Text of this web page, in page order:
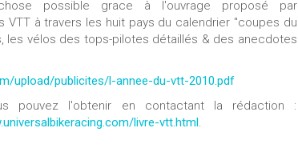
possible grace à l'ouvrage proposé par
VTT à travers les huit pays du calendrier "coupes du
les vélos des tops-pilotes détaillés & des anecdotes
upload/publicites/l-annee-du-vtt-2010.pdf
pouvez l'obtenir en contactant la rédaction :
livre-vtt.html.